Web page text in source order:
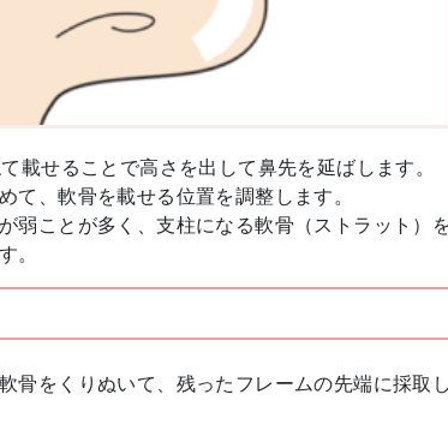
載せることで高さを出して鼻先を延ばします。
、軟骨を載せる位置を調整します。
弱ことが多く、支柱になる軟骨（ストラット）
。
骨をくりぬいて、残ったフレームの先端に採取